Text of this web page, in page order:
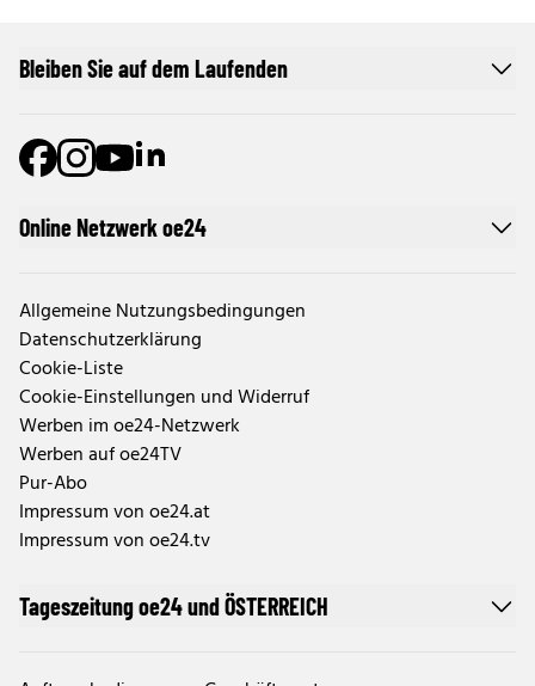
Online Netzwerk oe24
Allgemeine Nutzungsbedingungen
Datenschutzerklärung
Cookie-Liste
Cookie-Einstellungen und Widerruf
Werben im oe24-Netzwerk
Werben auf oe24TV
Pur-Abo
Impressum von oe24.at
Impressum von oe24.tv
Tageszeitung oe24 und ÖSTERREICH
Bleiben Sie auf dem Laufenden